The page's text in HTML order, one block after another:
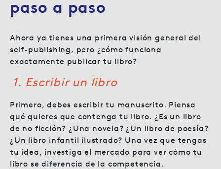
paso a paso
Ahora ya tienes una primera visión general del
self-publishing, pero ¿cómo funciona
exactamente publicar tu libro?
1. Escribir un libro
Primero, debes escribir tu manuscrito. Piensa
qué quieres que contenga tu libro. ¿Es un libro
de no ficción? ¿Una novela? ¿Un libro de poesía?
¿Un libro infantil ilustrado? Una vez que tengas
tu idea, investiga el mercado para ver cómo tu
libro se diferencia de la competencia.